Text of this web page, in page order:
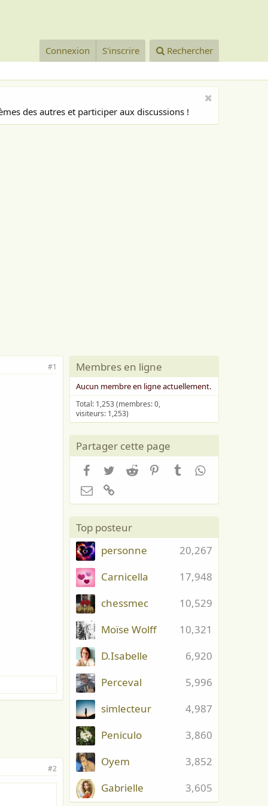
Connexion S'inscrire Rechercher
des autres et participer aux discussions !
#1
#2
Membres en ligne
Aucun membre en ligne actuellement.
Total: 1,253 (membres: 0,
visiteurs: 1,253)
Partager cette page
Facebook
TwitterReddit PinterestTumblrWhatsApp
Email
Top posteur
20,267
personne
17,948
Carnicella
10,529
chessmec
10,321
Moïse Wolff
6,920
D.Isabelle
5,996
Perceval
4,987
simlecteur
3,860
Peniculo
3,852
Oyem
3,605
Gabrielle